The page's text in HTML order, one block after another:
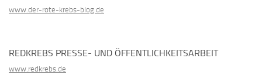
www.der-rote-krebs-blog.de
REDKREBS PRESSE- UND ÖFFENTLICHKEITSARBEIT
www.redkrebs.de